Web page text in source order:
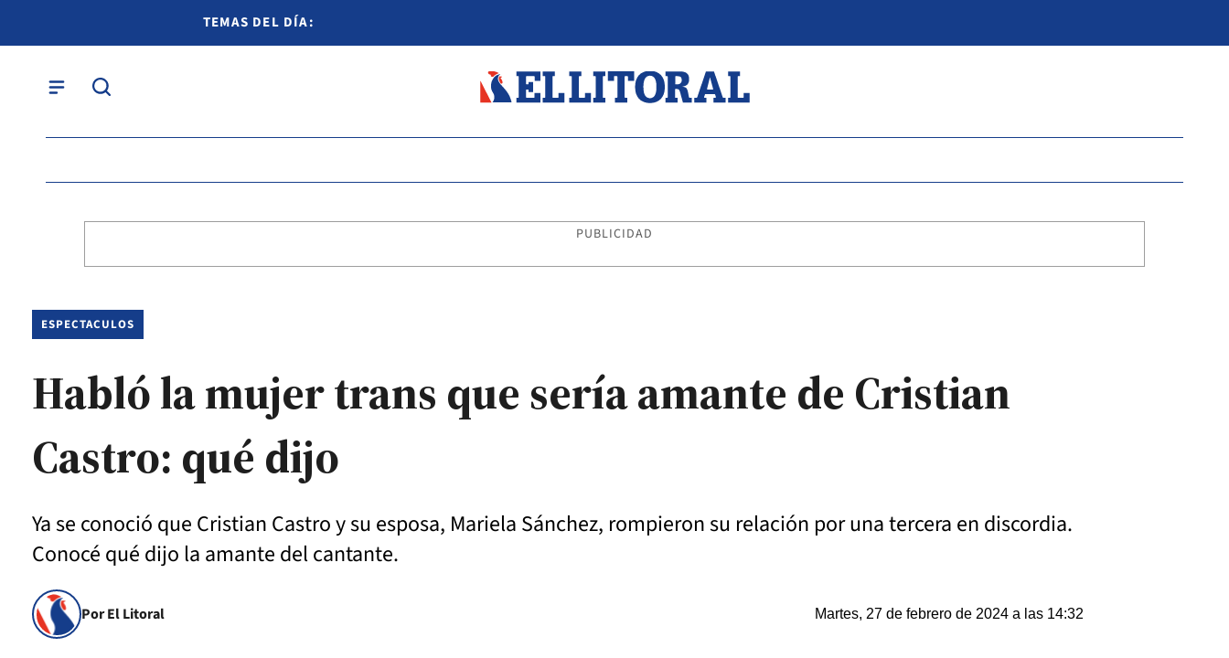
TEMAS DEL DÍA:
PUBLICIDAD
ESPECTACULOS
Habló la mujer trans que sería amante de Cristian
Castro: qué dijo
Ya se conoció que Cristian Castro y su esposa, Mariela Sánchez, rompieron su relación por una tercera en discordia.
Conocé qué dijo la amante del cantante.
Por El Litoral Martes, 27 de febrero de 2024 a las 14:32